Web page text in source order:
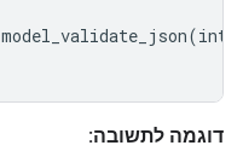
model_validate_json(
דוגמה לתשובה: